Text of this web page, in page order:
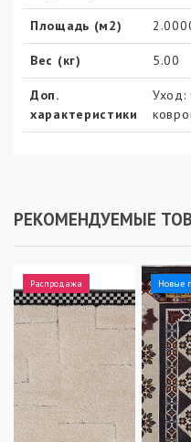
Площадь (м2)
Вес (кг) 5.00
Доп.
характеристики
Уход:
РЕКОМЕНДУЕМЫЕ
Распродажа Новые